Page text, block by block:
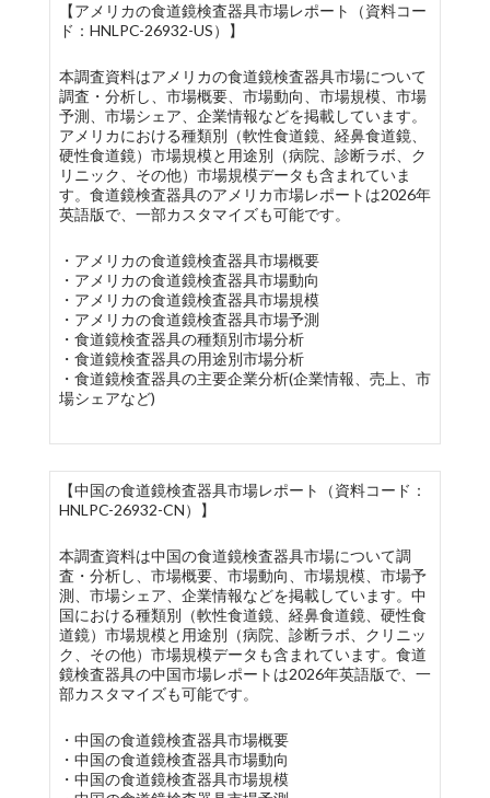
【アメリカの食道鏡検査器具市場レポート（資料コー
ド：HNLPC-26932-US）】
本調査資料はアメリカの食道鏡検査器具市場について
調査・分析し、市場概要、市場動向、市場規模、市場
予測、市場シェア、企業情報などを掲載しています。
アメリカにおける種類別（軟性食道鏡、経鼻食道鏡、
硬性食道鏡）市場規模と用途別（病院、診断ラボ、ク
リニック、その他）市場規模データも含まれていま
す。食道鏡検査器具のアメリカ市場レポートは2026年
英語版で、一部カスタマイズも可能です。
・アメリカの食道鏡検査器具市場概要
・アメリカの食道鏡検査器具市場動向
・アメリカの食道鏡検査器具市場規模
・アメリカの食道鏡検査器具市場予測
・食道鏡検査器具の種類別市場分析
・食道鏡検査器具の用途別市場分析
・食道鏡検査器具の主要企業分析(企業情報、売上、市
場シェアなど)
【中国の食道鏡検査器具市場レポート（資料コード：
HNLPC-26932-CN）】
本調査資料は中国の食道鏡検査器具市場について調
査・分析し、市場概要、市場動向、市場規模、市場予
測、市場シェア、企業情報などを掲載しています。中
国における種類別（軟性食道鏡、経鼻食道鏡、硬性食
道鏡）市場規模と用途別（病院、診断ラボ、クリニッ
ク、その他）市場規模データも含まれています。食道
鏡検査器具の中国市場レポートは2026年英語版で、一
部カスタマイズも可能です。
・中国の食道鏡検査器具市場概要
・中国の食道鏡検査器具市場動向
・中国の食道鏡検査器具市場規模